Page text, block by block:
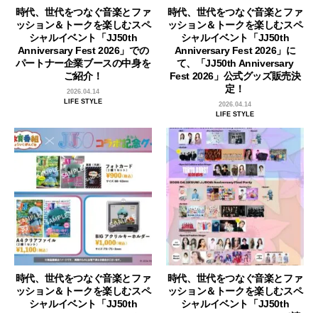
時代、世代をつなぐ音楽とファ
ッション＆トークを楽しむスペ
シャルイベント「JJ50th
Anniversary Fest 2026」での
パートナー企業ブースの中身を
ご紹介！
2026.04.14
LIFE STYLE
時代、世代をつなぐ音楽とファ
ッション＆トークを楽しむスペ
シャルイベント「JJ50th
Anniversary Fest 2026」に
て、「JJ50th Anniversary
Fest 2026」公式グッズ販売決
定！
2026.04.14
LIFE STYLE
時代、世代をつなぐ音楽とファ
ッション＆トークを楽しむスペ
シャルイベント「JJ50th
時代、世代をつなぐ音楽とファ
ッション＆トークを楽しむスペ
シャルイベント「JJ50th